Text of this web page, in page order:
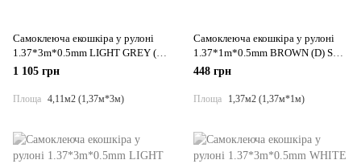
Самоклеюча екошкіра у рулоні
1.37*3m*0.5mm LIGHT GREY (D)
SW-00001324
1 105 грн
Площа 4,11м2 (1,37м*3м)
Самоклеюча екошкіра у рулоні
1.37*1m*0.5mm BROWN (D) SW-
00001360
448 грн
Площа 1,37м2 (1,37м*1м)